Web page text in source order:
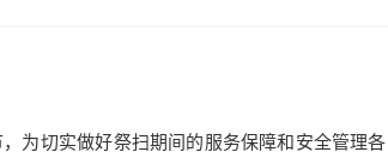
为切实做好祭扫期间的服务保障和安全管理各